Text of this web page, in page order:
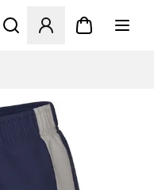
Åbner en Modal til at